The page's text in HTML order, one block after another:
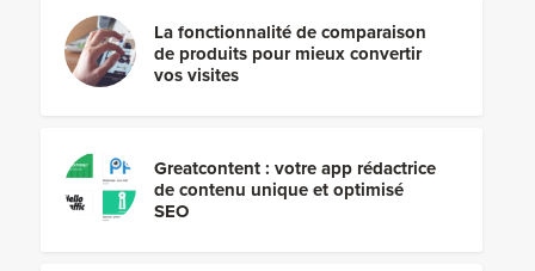
La fonctionnalité de comparaison
de produits pour mieux convertir
vos visites
Greatcontent : votre app rédactrice
de contenu unique et optimisé
SEO